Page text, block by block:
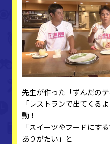
先生が作った「ずんだの
「レストランで出てくる
動！
「スイーツやフードにす
ありがたい」と